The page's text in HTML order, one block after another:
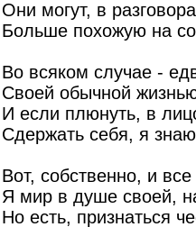
Они могут, в
Больше похожую на
Во всяком случае -
Своей обычной
И если плюнуть, в
Сдержать себя, я
Вот, собственно, и
Я мир в душе своей,
Но есть, признаться